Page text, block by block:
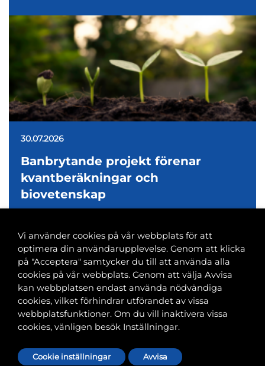
30.07.2026
Banbrytande projekt förenar
kvantberäkningar och
biovetenskap
Banvaktsgatan 2A, 00520 Helsingfors
040 585 2586
kansli@tfif.fi
Vi använder cookies på vår webbplats för att
optimera din användarupplevelse. Genom att klicka
på "Acceptera" samtycker du till att använda alla
cookies på vår webbplats. Genom att välja Avvisa
kan webbplatsen endast använda nödvändiga
cookies, vilket förhindrar utförandet av vissa
webbplatsfunktioner. Om du vill inaktivera vissa
cookies, vänligen besök Inställningar.
Cookie inställningar Avvisa